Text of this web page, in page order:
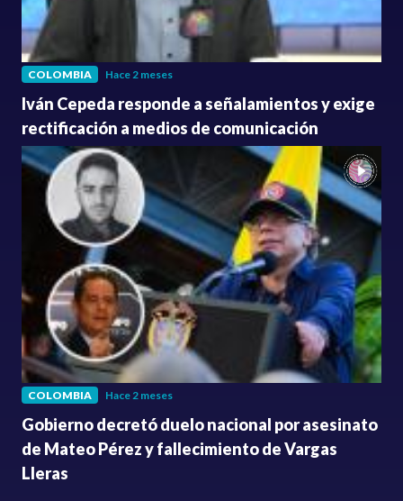
COLOMBIA Hace 2 meses
Iván Cepeda responde a señalamientos y exige
rectificación a medios de comunicación
COLOMBIA Hace 2 meses
Gobierno decretó duelo nacional por asesinato
de Mateo Pérez y fallecimiento de Vargas
Lleras